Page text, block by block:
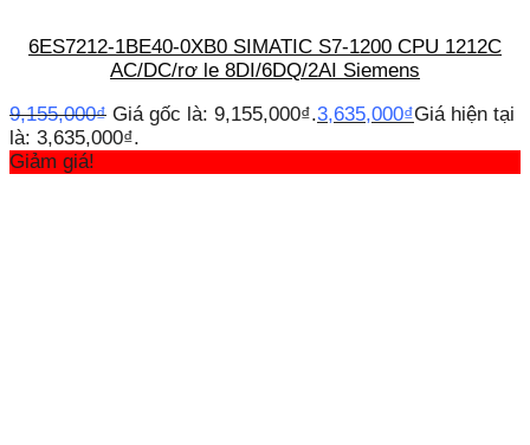
6ES7212-1BE40-0XB0 SIMATIC S7-1200 CPU 1212C
AC/DC/rơ le 8DI/6DQ/2AI Siemens
9,155,000₫ Giá gốc là: 9,155,000₫.3,635,000₫Giá hiện tại
là: 3,635,000₫.
Giảm giá!